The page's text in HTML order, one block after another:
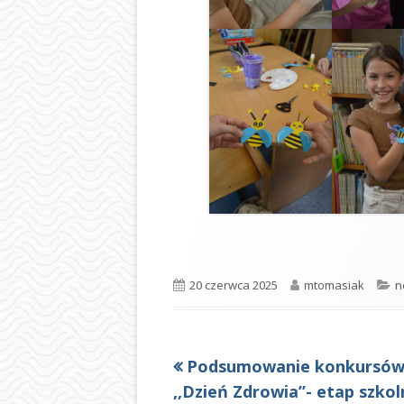
Opublikowano
20 czerwca 2025 Autor
mtomasiak
Nawigacja
Poprzedni
artykół
Podsumowanie konkursów
,,Dzień Zdrowia’’- etap